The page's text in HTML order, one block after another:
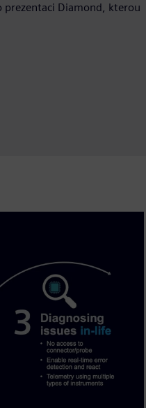
Diamond, kterou